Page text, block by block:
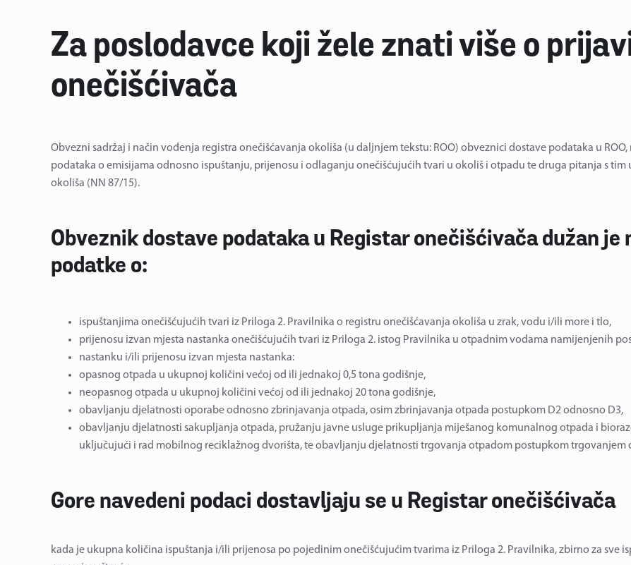
Za poslodavce koji žele znati više o
onečišćivača
Obvezni sadržaj i način vođenja registra onečišćavanja okoliša (u daljnjem tekstu: ROO) obveznici dostave podataka u
podataka o emisijama odnosno ispuštanju, prijenosu i odlaganju onečišćujućih tvari u okoliš i otpadu te druga pitanja s
okoliša (NN 87/15).
Obveznik dostave podataka u Registar onečišćivača dužan
podatke o:
ispuštanjima onečišćujućih tvari iz Priloga 2. Pravilnika o registru onečišćavanja okoliša u zrak, vodu i/ili more i tlo,
prijenosu izvan mjesta nastanka onečišćujućih tvari iz Priloga 2. istog Pravilnika u otpadnim vodama namijenjenih
nastanku i/ili prijenosu izvan mjesta nastanka:
opasnog otpada u ukupnoj količini većoj od ili jednakoj 0,5 tona godišnje,
neopasnog otpada u ukupnoj količini većoj od ili jednakoj 20 tona godišnje,
obavljanju djelatnosti oporabe odnosno zbrinjavanja otpada, osim zbrinjavanja otpada postupkom D2 odnosno D3,
obavljanju djelatnosti sakupljanja otpada, pružanju javne usluge prikupljanja miješanog komunalnog otpada i
uključujući i rad mobilnog reciklažnog dvorišta, te obavljanju djelatnosti trgovanja otpadom postupkom trgovanjem
Gore navedeni podaci dostavljaju se u Registar onečišćivača
kada je ukupna količina ispuštanja i/ili prijenosa po pojedinim onečišćujućim tvarima iz Priloga 2. Pravilnika, zbirno za sve